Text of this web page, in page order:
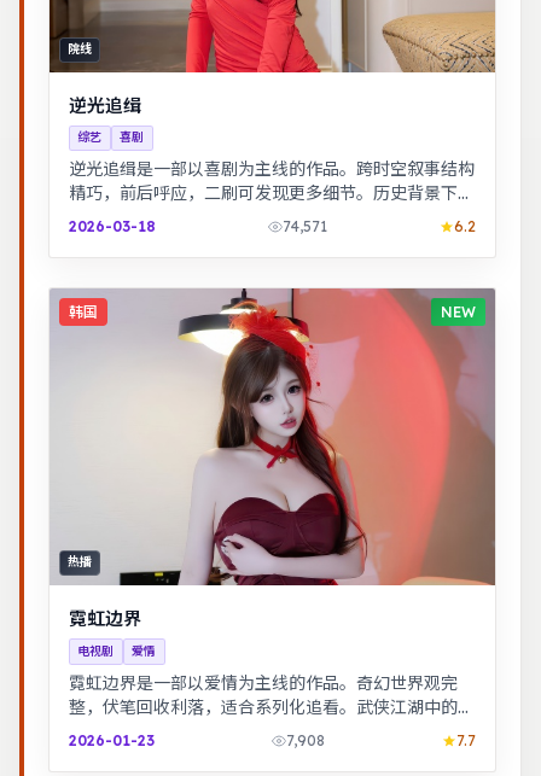
院线
逆光追缉
综艺 喜剧
逆光追缉是一部以喜剧为主线的作品。跨时空叙事结构
精巧，前后呼应，二刷可发现更多细节。历史背景下的
小人物命运，细节考究，叙事沉稳。
2026-03-18 74,571 6.2
韩国 NEW
热播
霓虹边界
电视剧 爱情
霓虹边界是一部以爱情为主线的作品。奇幻世界观完
整，伏笔回收利落，适合系列化追看。武侠江湖中的道
义抉择，动作设计利落，意境悠远。
2026-01-23 7,908 7.7